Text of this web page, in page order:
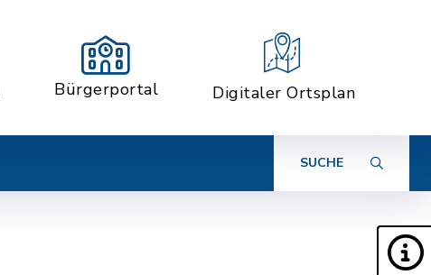
Bürgerportal Digitaler Ortsplan
SUCHE